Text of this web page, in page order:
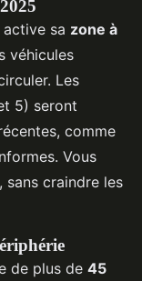
sa zone à
véhicules
Les
5) seront
comme
Vous
sans craindre les
de plus de 45